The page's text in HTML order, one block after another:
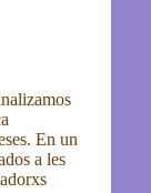
En un
a les